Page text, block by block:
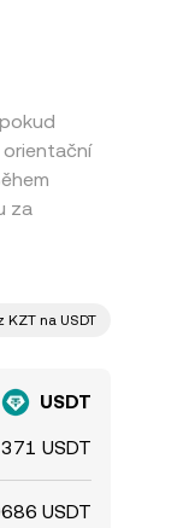
za
KZT na USDT
USDT
USDT
USDT